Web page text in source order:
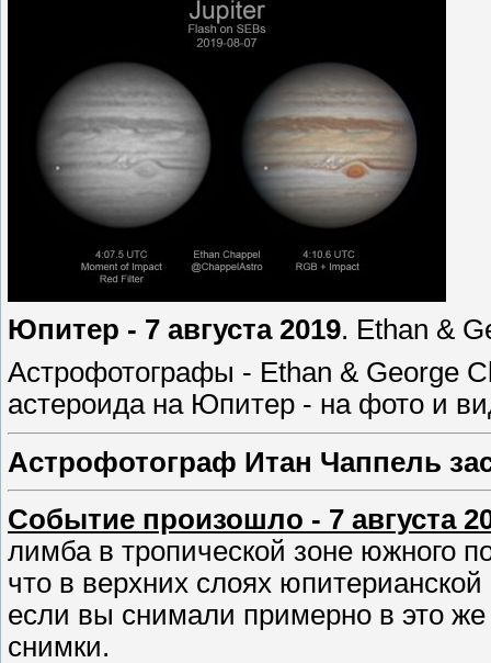
Юпитер - 7 августа 2019. Ethan &
Астрофотографы - Ethan & George
астероида на Юпитер - на фото и
Астрофотограф Итан Чаппель
Событие произошло - 7 августа
лимба в тропической зоне южного
что в верхних слоях
если вы снимали примерно в это
снимки.